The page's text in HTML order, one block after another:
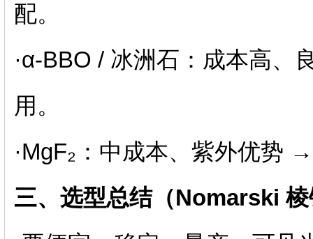
配。
·α‑BBO / 冰洲石：成本高
用。
·MgF₂：中成本、紫外优势
三、选型总结（Nomarski